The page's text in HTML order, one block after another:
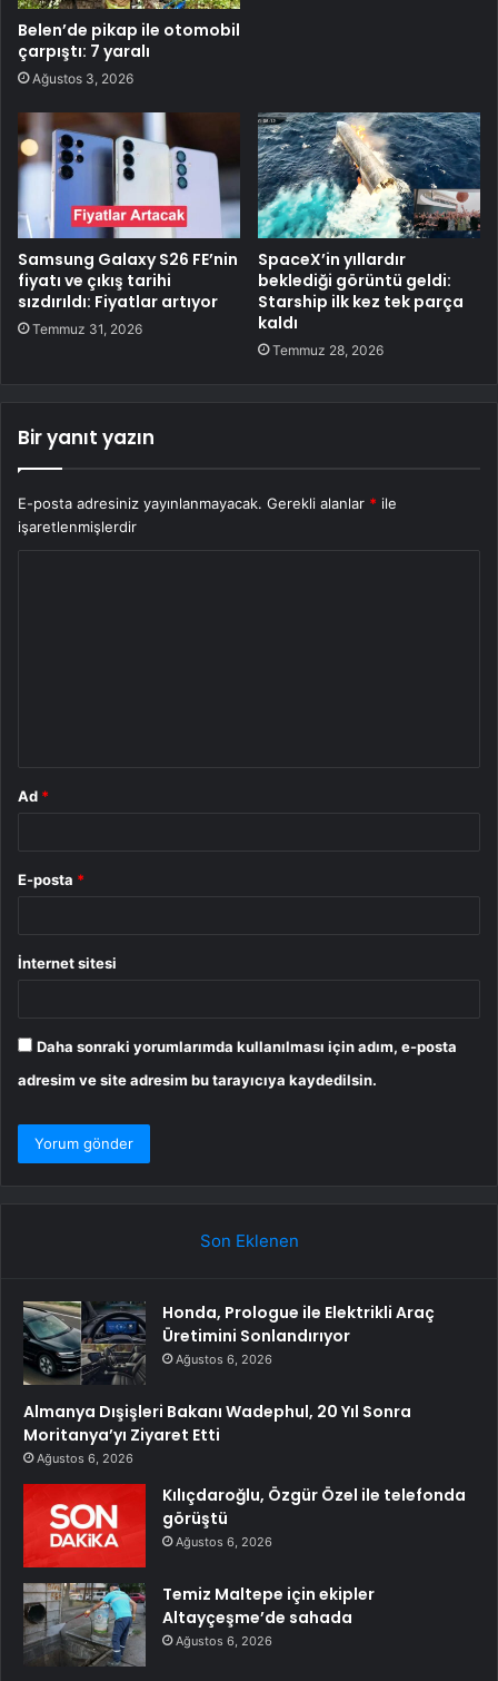
Belen’de pikap ile otomobil
çarpıştı: 7 yaralı
Ağustos 3, 2026
Samsung Galaxy S26 FE’nin
fiyatı ve çıkış tarihi
sızdırıldı: Fiyatlar artıyor
Temmuz 31, 2026
SpaceX’in yıllardır
beklediği görüntü geldi:
Starship ilk kez tek parça
kaldı
Temmuz 28, 2026
Bir yanıt yazın
E-posta adresiniz yayınlanmayacak. Gerekli alanlar * ile
işaretlenmişlerdir
Ad *
E-posta *
İnternet sitesi
Daha sonraki yorumlarımda kullanılması için adım, e-posta
adresim ve site adresim bu tarayıcıya kaydedilsin.
Son Eklenen
Honda, Prologue ile Elektrikli Araç
Üretimini Sonlandırıyor
Ağustos 6, 2026
Almanya Dışişleri Bakanı Wadephul, 20 Yıl Sonra
Moritanya’yı Ziyaret Etti
Ağustos 6, 2026
Kılıçdaroğlu, Özgür Özel ile telefonda
görüştü
Ağustos 6, 2026
Temiz Maltepe için ekipler
Altayçeşme’de sahada
Ağustos 6, 2026